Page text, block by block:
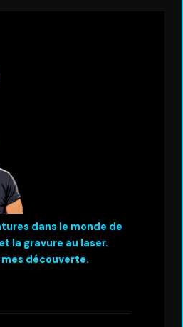
dans le monde de
la gravure au laser.
découverte.